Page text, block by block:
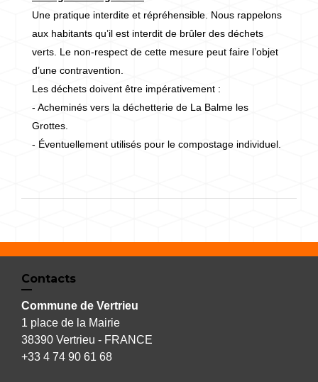
Une pratique interdite et répréhensible. Nous rappelons
aux habitants qu’il est interdit de brûler des déchets
verts. Le non-respect de cette mesure peut faire l’objet
d’une contravention.
Les déchets doivent être impérativement :
- Acheminés vers la déchetterie de La Balme les
Grottes.
- Éventuellement utilisés pour le compostage individuel.
Contacts
Commune de Vertrieu
1 place de la Mairie
38390 Vertrieu - FRANCE
+33 4 74 90 61 68